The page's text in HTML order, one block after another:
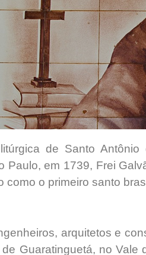
de Santo
Paulo, em 1739, Frei
como o primeiro santo
arquitetos e
Guaratinguetá, no